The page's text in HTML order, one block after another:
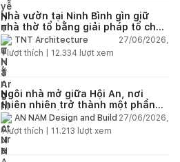
Nhà vườn tại Ninh Bình gìn giữ
nhà thờ tổ bằng giải pháp tổ chức
lại không gian
TNT Architecture
27/06/2026,
1lượt thích | 12.334 lượt xem
Ngôi nhà mở giữa Hội An, nơi
thiên nhiên trở thành một phần
của cuộc sống
AN NAM Design and Build 27/06/2026,
1lượt thích | 11.213 lượt xem